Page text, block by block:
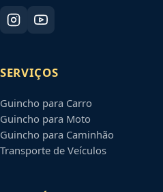
SERVIÇOS
Guincho para Carro
Guincho para Moto
Guincho para Caminhão
Transporte de Veículos